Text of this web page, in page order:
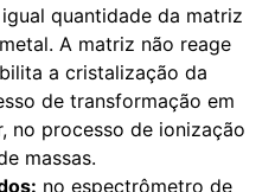
quantidade da matriz
A matriz não reage
a cristalização da
de transformação em
no processo de ionização
massas.
no espectrômetro de